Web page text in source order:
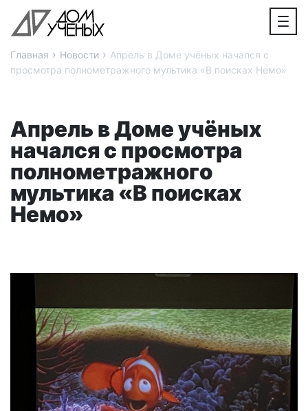
Главная › Новости › Апрель в Доме учёных начался с
просмотра полнометражного мультика «В поисках Немо»
Апрель в Доме учёных
начался с просмотра
полнометражного
мультика «В поисках
Немо»